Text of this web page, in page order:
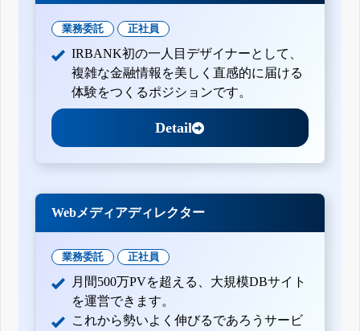
業務委託 正社員
IRBANK初の一人目デザイナーとして、
複雑な金融情報を美しく直感的に届ける
体験をつくるポジションです。
Detail
Webメディアディレクター
業務委託 正社員
月間500万PVを超える、大規模DBサイト
を運営できます。
これから勢いよく伸びるであろうサービ